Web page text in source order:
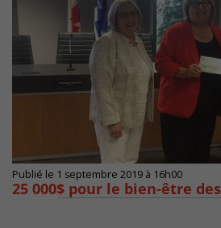
Publié le 1 septembre 2019 à 16h00
25 000$ pour le bien-être